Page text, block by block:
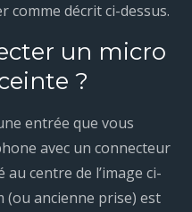
comme décrit ci-dessus.
un micro
?
entrée que vous
avec un connecteur
au centre de l’image ci-
(ou ancienne prise) est